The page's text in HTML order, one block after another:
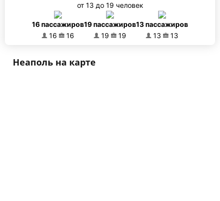
от 13 до 19 человек
16 пассажиров
16
16
19 пассажиров
19
19
13 пассажиров
13
13
Неаполь на карте